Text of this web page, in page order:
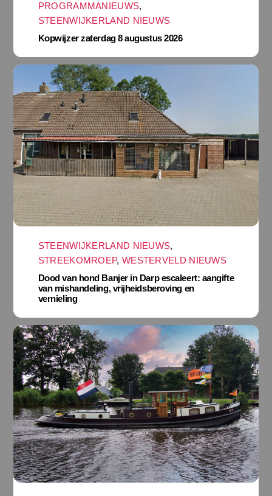
PROGRAMMANIEUWS,
STEENWIJKERLAND NIEUWS
Kopwijzer zaterdag 8 augustus 2026
STEENWIJKERLAND NIEUWS,
STREEKOMROEP, WESTERVELD NIEUWS
Dood van hond Banjer in Darp escaleert: aangifte
van mishandeling, vrijheidsberoving en
vernieling